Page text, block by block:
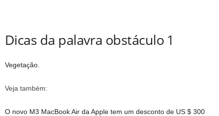
Dicas da palavra obstáculo 1
Vegetação.
Veja também:
O novo M3 MacBook Air da Apple tem um desconto de US $ 300